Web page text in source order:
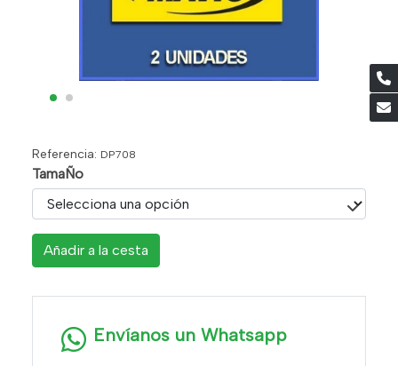
Referencia: DP708
TamaÑo
Añadir a la cesta
Envíanos un Whatsapp